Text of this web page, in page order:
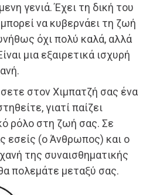
γενιά. Έχει τη δική του
να κυβερνάει τη ζωή
όχι πολύ καλά, αλλά
μια εξαιρετικά ισχυρή
στον Χιμπατζή σας ένα
γιατί παίζει
ρόλο στη ζωή σας. Σε
εσείς (ο Άνθρωπος) και ο
της συναισθηματικής
πολεμάτε μεταξύ σας.